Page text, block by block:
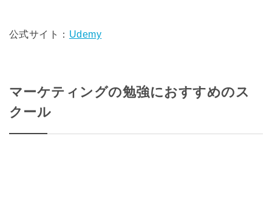
公式サイト： Udemy
マーケティングの勉強におすすめのス
クール